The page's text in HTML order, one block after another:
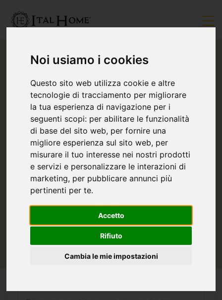
Noi usiamo i cookies
Questo sito web utilizza cookie e altre
tecnologie di tracciamento per migliorare
la tua esperienza di navigazione per i
seguenti scopi: per abilitare le funzionalità
di base del sito web, per fornire una
migliore esperienza sul sito web, per
misurare il tuo interesse nei nostri prodotti
e servizi e personalizzare le interazioni di
marketing, per pubblicare annunci più
pertinenti per te.
Accetto
Rifiuto
Cambia le mie impostazioni